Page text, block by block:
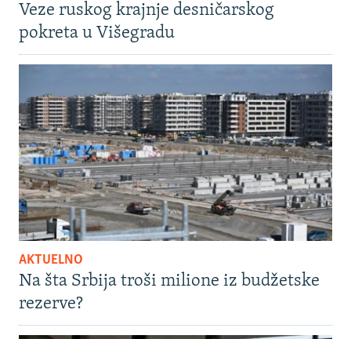
Veze ruskog krajnje desničarskog
pokreta u Višegradu
AKTUELNO
Na šta Srbija troši milione iz budžetske
rezerve?